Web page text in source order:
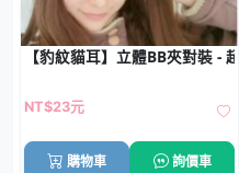
【豹紋貓耳】立體BB夾對裝 -
NT$23元
購物車 詢價車